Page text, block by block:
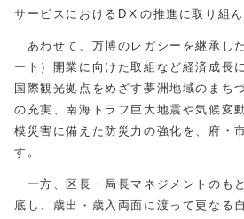
サービスにおけるDⅩの推進に取り組ん
あわせて、万博のレガシーを継承し
ート）開業に向けた取組など経済成長
国際観光拠点をめざす夢洲地域のまち
の充実、南海トラフ巨大地震や気候変
模災害に備えた防災力の強化を、府・
す。
一方、区長・局長マネジメントのも
底し、歳出・歳入両面に渡って更なる